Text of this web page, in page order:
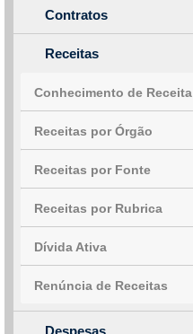
Contratos
Receitas
Conhecimento de Receita
Receitas por Órgão
Receitas por Fonte
Receitas por Rubrica
Dívida Ativa
Renúncia de Receitas
Despesas